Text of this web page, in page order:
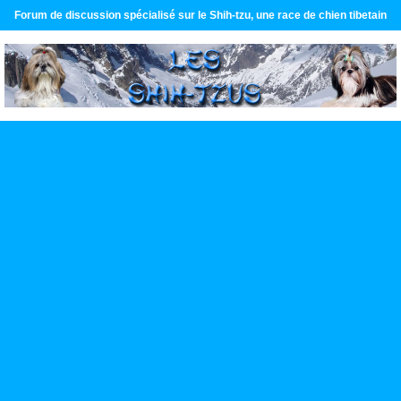
Forum de discussion spécialisé sur le Shih-tzu, une race de chien tibetain